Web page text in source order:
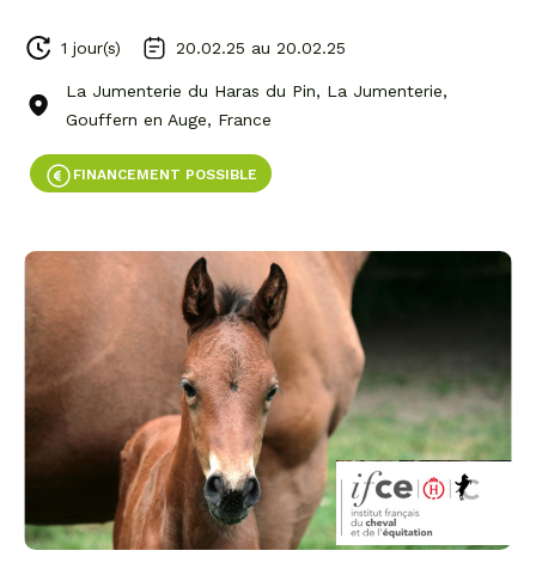
1 jour(s) 20.02.25 au 20.02.25
La Jumenterie du Haras du Pin, La Jumenterie,
Gouffern en Auge, France
FINANCEMENT POSSIBLE